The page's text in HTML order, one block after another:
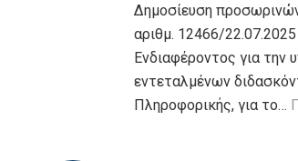
Δημοσίευση
αριθμ. 12466/
Ενδιαφέροντος για την
εντεταλμένων
Πληροφορικής, για το…